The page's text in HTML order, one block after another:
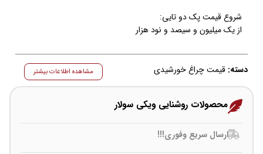
شروع قیمت پک دو تایی:
از یک میلیون و سیصد و نود هزار
دسته: قیمت چراغ خورشیدی مشاهده اطلاعات بیشتر
محصولات روشنایی ویکی سولار
ارسال سریع وفوری!!!